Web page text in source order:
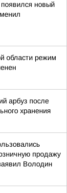
новый
области режим
арбуз после
хранения
продажу
Володин